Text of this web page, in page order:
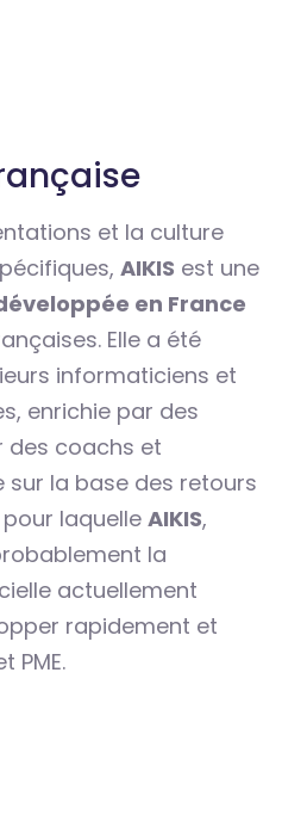
et la culture
AIKIS est une
en France
Elle a été
informaticiens et
enrichie par des
des coachs et
sur la base des retours
pour laquelle AIKIS,
la
actuellement
rapidement et
PME.